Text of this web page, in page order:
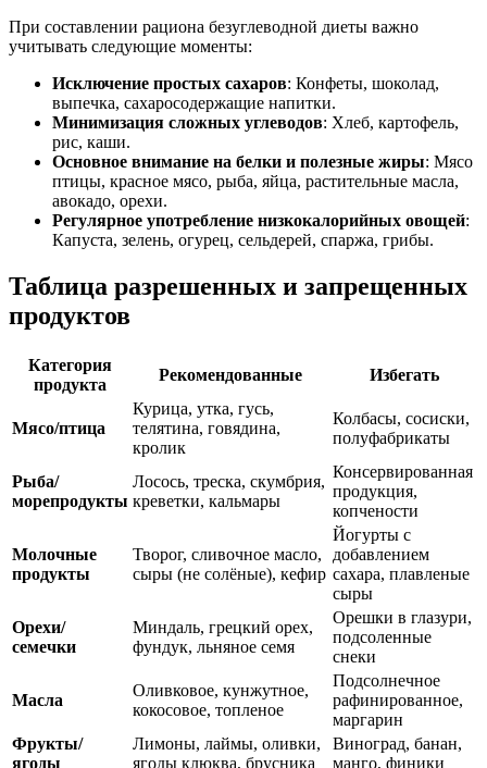
При составлении рациона безуглеводной диеты важно
учитывать следующие моменты:
Исключение простых сахаров: Конфеты, шоколад,
выпечка, сахаросодержащие напитки.
Минимизация сложных углеводов: Хлеб, картофель,
рис, каши.
Основное внимание на белки и полезные жиры: Мясо
птицы, красное мясо, рыба, яйца, растительные масла,
авокадо, орехи.
Регулярное употребление низкокалорийных овощей:
Капуста, зелень, огурец, сельдерей, спаржа, грибы.
Таблица разрешенных и запрещенных
продуктов
Категория
продукта
Рекомендованные Избегать
Мясо/птица
Курица, утка, гусь,
телятина, говядина,
кролик
Колбасы, сосиски,
полуфабрикаты
Рыба/
морепродукты
Лосось, треска, скумбрия,
креветки, кальмары
Консервированная
продукция,
копчености
Молочные
продукты
Творог, сливочное масло,
сыры (не солёные), кефир
Йогурты с
добавлением
сахара, плавленые
сыры
Орехи/
семечки
Миндаль, грецкий орех,
фундук, льняное семя
Орешки в глазури,
подсоленные
снеки
Масла
Оливковое, кунжутное,
кокосовое, топленое
Подсолнечное
рафинированное,
маргарин
Фрукты/
ягоды
Лимоны, лаймы, оливки,
ягоды клюква, брусника
Виноград, банан,
манго, финики